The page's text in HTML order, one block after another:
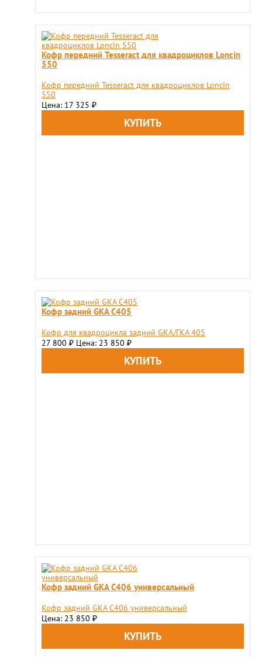
Кофр передний Tesseract для квадроциклов Loncin
550
Кофр передний Tesseract для квадроциклов Loncin
550
Цена: 17 325 ₽
Кофр задний GKA C405
Кофр для квадроцикла задний GKA/ГКА 405
27 800 ₽ Цена: 23 850 ₽
Кофр задний GKA C406 универсальный
Кофр задний GKA C406 универсальный
Цена: 23 850 ₽